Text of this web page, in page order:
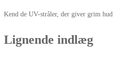
Kend de UV-stråler, der giver grim hud
Lignende indlæg